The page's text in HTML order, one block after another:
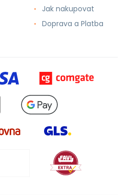
Jak nakupovat
Doprava a Platba